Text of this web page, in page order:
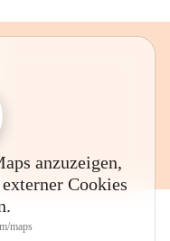
anzuzeigen,
Cookies
maps